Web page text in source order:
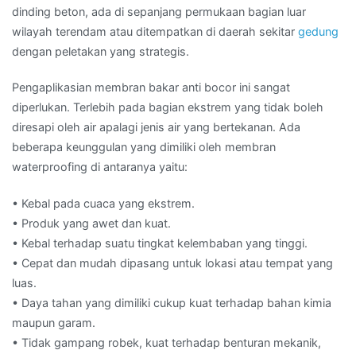
dinding beton, ada di sepanjang permukaan bagian luar
wilayah terendam atau ditempatkan di daerah sekitar gedung
dengan peletakan yang strategis.
Pengaplikasian membran bakar anti bocor ini sangat
diperlukan. Terlebih pada bagian ekstrem yang tidak boleh
diresapi oleh air apalagi jenis air yang bertekanan. Ada
beberapa keunggulan yang dimiliki oleh membran
waterproofing di antaranya yaitu:
• Kebal pada cuaca yang ekstrem.
• Produk yang awet dan kuat.
• Kebal terhadap suatu tingkat kelembaban yang tinggi.
• Cepat dan mudah dipasang untuk lokasi atau tempat yang
luas.
• Daya tahan yang dimiliki cukup kuat terhadap bahan kimia
maupun garam.
• Tidak gampang robek, kuat terhadap benturan mekanik,